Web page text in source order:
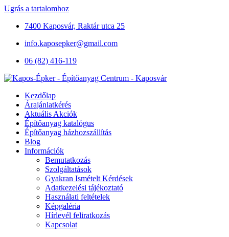
Ugrás a tartalomhoz
7400 Kaposvár, Raktár utca 25
info.kaposepker@gmail.com
06 (82) 416-119
Kezdőlap
Árajánlatkérés
Aktuális Akciók
Építőanyag katalógus
Építőanyag házhozszállítás
Blog
Információk
Bemutatkozás
Szolgáltatások
Gyakran Ismételt Kérdések
Adatkezelési tájékoztató
Használati feltételek
Képgaléria
Hírlevél feliratkozás
Kapcsolat